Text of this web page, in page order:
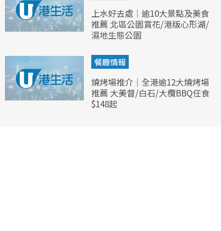
上水好去處｜逾10大景點及美食
推薦 北區公園賞花/港版心形湖/
濕地生態公園
餐廳情報
燒烤場推介｜全港逾12大燒烤場
推薦 大美督/白石/大欖BBQ任食
$148起